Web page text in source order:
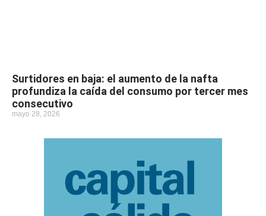
Surtidores en baja: el aumento de la nafta
profundiza la caída del consumo por tercer mes
consecutivo
mayo 28, 2026